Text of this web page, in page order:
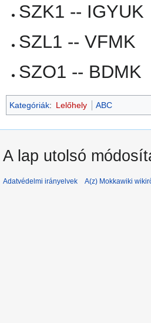
SZK1 -- IGYUK
SZL1 -- VFMK
SZO1 -- BDMK
Kategóriák: Lelőhely ABC
A lap utolsó
Adatvédelmi irányelvek A(z) Mokkawiki